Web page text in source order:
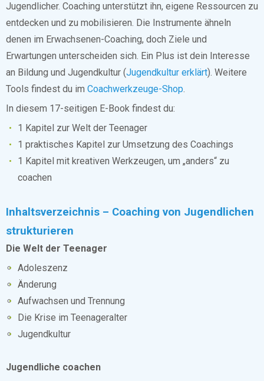
Jugendlicher. Coaching unterstützt ihn, eigene Ressourcen zu
entdecken und zu mobilisieren. Die Instrumente ähneln
denen im Erwachsenen-Coaching, doch Ziele und
Erwartungen unterscheiden sich. Ein Plus ist dein Interesse
an Bildung und Jugendkultur (Jugendkultur erklärt). Weitere
Tools findest du im Coachwerkzeuge-Shop.
In diesem 17-seitigen E-Book findest du:
1 Kapitel zur Welt der Teenager
1 praktisches Kapitel zur Umsetzung des Coachings
1 Kapitel mit kreativen Werkzeugen, um „anders“ zu
coachen
Inhaltsverzeichnis – Coaching von Jugendlichen
strukturieren
Die Welt der Teenager
Adoleszenz
Änderung
Aufwachsen und Trennung
Die Krise im Teenageralter
Jugendkultur
Jugendliche coachen